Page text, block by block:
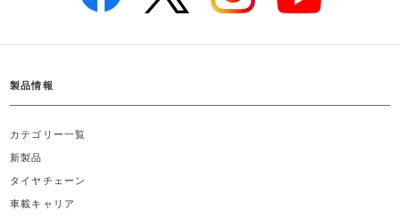
製品情報
カテゴリー一覧
新製品
タイヤチェーン
車載キャリア